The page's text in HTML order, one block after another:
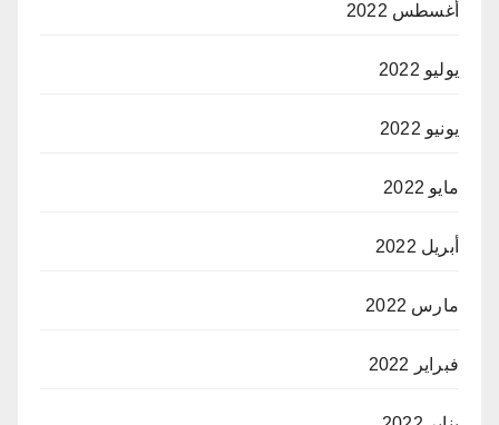
أغسطس 2022
يوليو 2022
يونيو 2022
مايو 2022
أبريل 2022
مارس 2022
فبراير 2022